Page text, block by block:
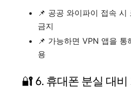
📌 공공 와이파이 접속 시
금지
📌 가능하면 VPN 앱을
용
🔐 6. 휴대폰 분실 대